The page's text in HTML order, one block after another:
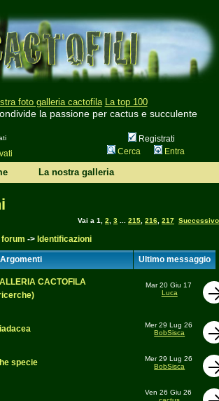
foto galleria cactofila La top 100
la passione per cactus e succulente
Registrati
Cerca Entra
La nostra galleria
Vai a 1 2 3 215 216 217 Successivo
forum -> Identificazioni
Argomenti Ultimo messaggio
CACTOFILA
Mar 20 Giu 17
Luca
Mer 29 Lug 26
BobSisca
specie
Mer 29 Lug 26
BobSisca
Ven 26 Giu 26